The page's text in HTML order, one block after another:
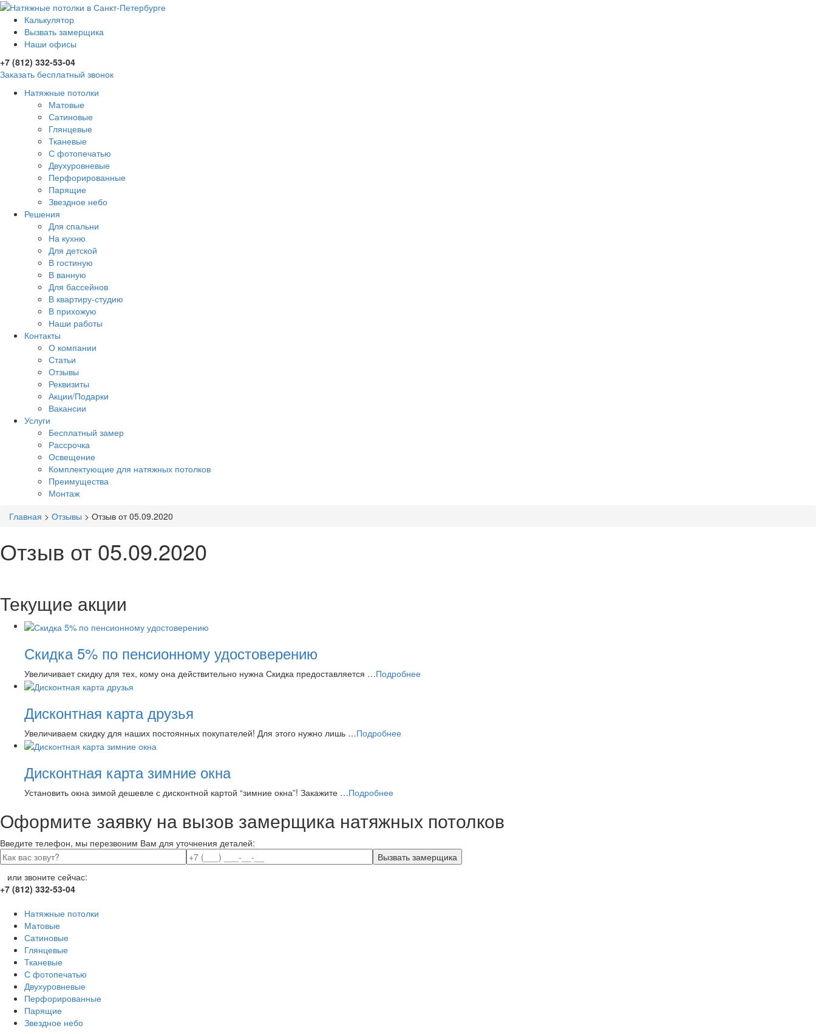
Калькулятор
Вызвать замерщика
Наши офисы
+7 (812) 332-53-04
Заказать бесплатный звонок
Натяжные потолки
Матовые
Сатиновые
Глянцевые
Тканевые
С фотопечатью
Двухуровневые
Перфорированные
Парящие
Звездное небо
Решения
Для спальни
На кухню
Для детской
В гостиную
В ванную
Для бассейнов
В квартиру-студию
В прихожую
Наши работы
Контакты
О компании
Статьи
Отзывы
Реквизиты
Акции/Подарки
Вакансии
Услуги
Бесплатный замер
Рассрочка
Освещение
Комплектующие для натяжных потолков
Преимущества
Монтаж
Главная > Отзывы > Отзыв от 05.09.2020
Отзыв от 05.09.2020
Текущие акции
Скидка 5% по пенсионному удостоверению
Увеличивает скидку для тех, кому она действительно нужна Скидка предоставляется …Подробнее
Дисконтная карта друзья
Увеличиваем скидку для наших постоянных покупателей! Для этого нужно лишь …Подробнее
Дисконтная карта зимние окна
Установить окна зимой дешевле с дисконтной картой “зимние окна”! Закажите …Подробнее
Оформите заявку на вызов замерщика натяжных потолков
Введите телефон, мы перезвоним Вам для уточнения деталей:
или звоните сейчас:
+7 (812) 332-53-04
Натяжные потолки
Матовые
Сатиновые
Глянцевые
Тканевые
С фотопечатью
Двухуровневые
Перфорированные
Парящие
Звездное небо